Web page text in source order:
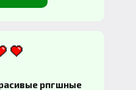
рпгшные